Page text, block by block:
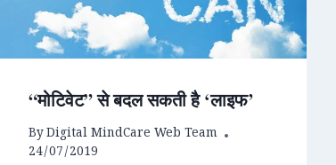
“मोटिवेट” से बदल सकती है ‘लाइफ’
ByDigital MindCare Web Team
24/07/2019